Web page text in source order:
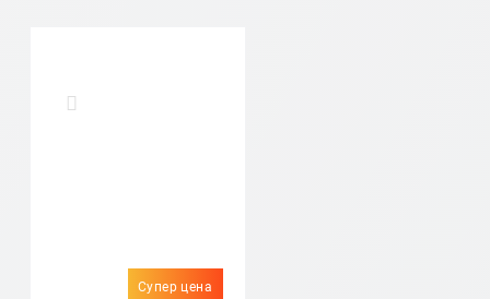
Супер цена